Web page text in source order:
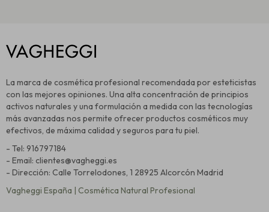
La marca de cosmética profesional recomendada por esteticistas
con las mejores opiniones. Una alta concentración de principios
activos naturales y una formulación a medida con las tecnologías
más avanzadas nos permite ofrecer productos cosméticos muy
efectivos, de máxima calidad y seguros para tu piel.
- Tel: 916797184
- Email: clientes@vagheggi.es
- Dirección: Calle Torrelodones, 1 28925 Alcorcón Madrid
Vagheggi España | Cosmética Natural Profesional